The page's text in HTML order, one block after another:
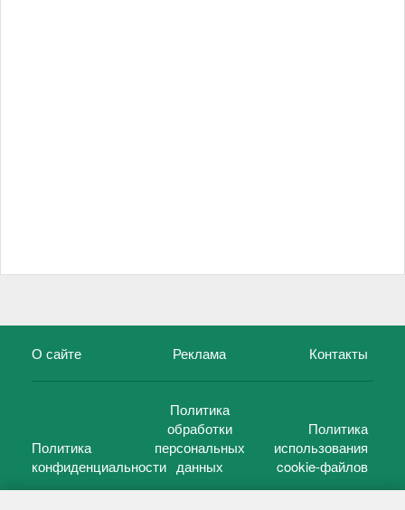
О сайте Реклама Контакты
Политика
конфиденциальности
Политика
обработки
персональных
данных
Политика
использования
cookie-файлов